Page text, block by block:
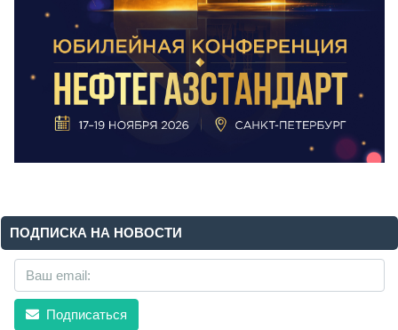
ПОДПИСКА НА НОВОСТИ
Подписаться